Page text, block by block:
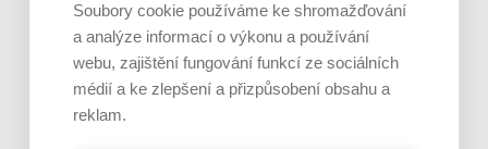
zánětech a infekcích
v oblasti genitálií. Jak na to?
Čerstvou nať kontryhelu
nejprve namočte na 24
Soubory cookie používáme ke shromažďování
a analýze informací o výkonu a používání
webu, zajištění fungování funkcí ze sociálních
médií a ke zlepšení a přizpůsobení obsahu a
reklam.